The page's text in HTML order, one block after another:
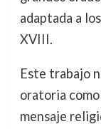
adaptada a
XVIII.
Este trabajo
oratoria
mensaje